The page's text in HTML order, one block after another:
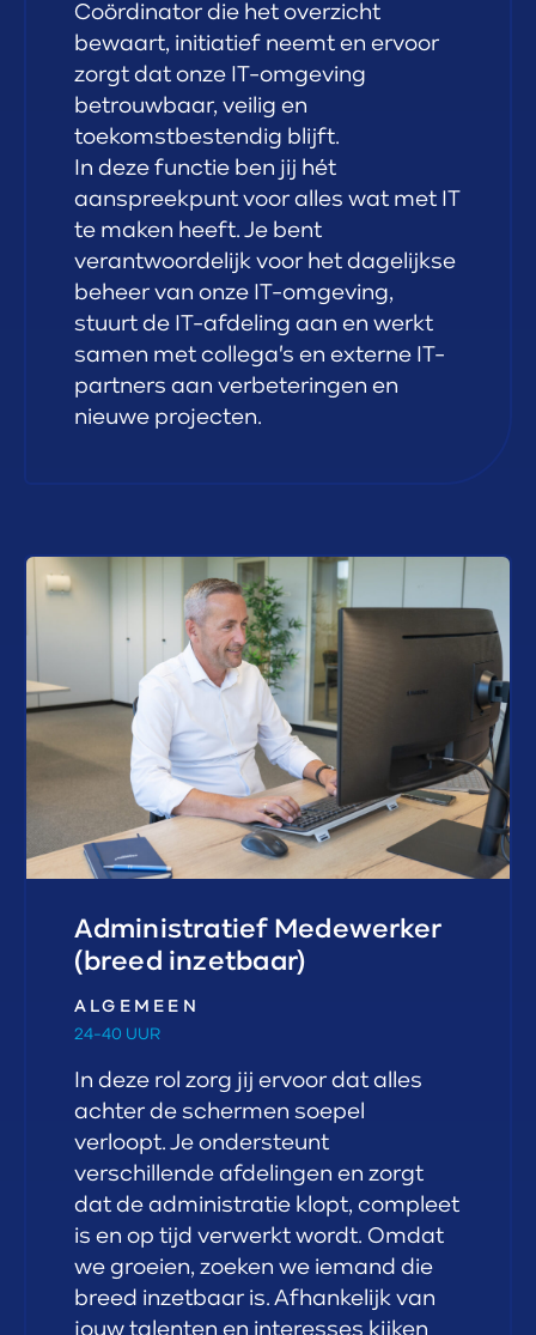
Coördinator die het overzicht
bewaart, initiatief neemt en ervoor
zorgt dat onze IT-omgeving
betrouwbaar, veilig en
toekomstbestendig blijft.
In deze functie ben jij hét
aanspreekpunt voor alles wat met IT
te maken heeft. Je bent
verantwoordelijk voor het dagelijkse
beheer van onze IT-omgeving,
stuurt de IT-afdeling aan en werkt
samen met collega's en externe IT-
partners aan verbeteringen en
nieuwe projecten.
Administratief Medewerker
(breed inzetbaar)
ALGEMEEN
24-40 UUR
In deze rol zorg jij ervoor dat alles
achter de schermen soepel
verloopt. Je ondersteunt
verschillende afdelingen en zorgt
dat de administratie klopt, compleet
is en op tijd verwerkt wordt. Omdat
we groeien, zoeken we iemand die
breed inzetbaar is. Afhankelijk van